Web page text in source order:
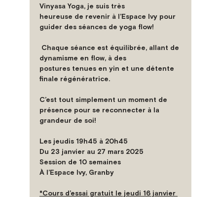
Vinyasa Yoga, je suis très
heureuse de revenir à l’Espace Ivy pour
guider des séances de yoga flow!
dynamisme en flow, à des
postures tenues en yin et une détente
finale régénératrice.
C’est tout simplement un moment de
présence pour se reconnecter à la
grandeur de soi!
Les jeudis 19h45 à 20h45
Du 23 janvier au 27 mars 2025
Session de 10 semaines
À l’Espace Ivy, Granby
*Cours d’essai gratuit le jeudi 16 janvier